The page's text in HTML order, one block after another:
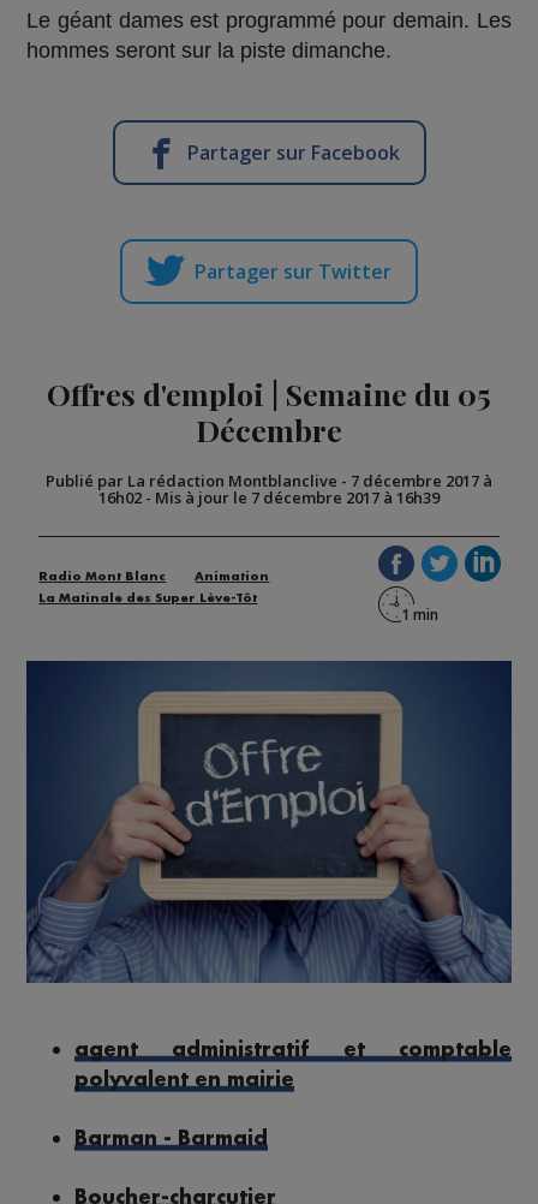
Le géant dames est programmé pour demain. Les
hommes seront sur la piste dimanche.
Partager sur Facebook
Partager sur Twitter
Offres d'emploi | Semaine du 05
Décembre
Publié par La rédaction Montblanclive - 7 décembre 2017 à
16h02 - Mis à jour le 7 décembre 2017 à 16h39
Radio Mont Blanc
Animation
La Matinale des Super Lève-Tôt
agent administratif et comptable
polyvalent en mairie
Barman - Barmaid
Boucher-charcutier